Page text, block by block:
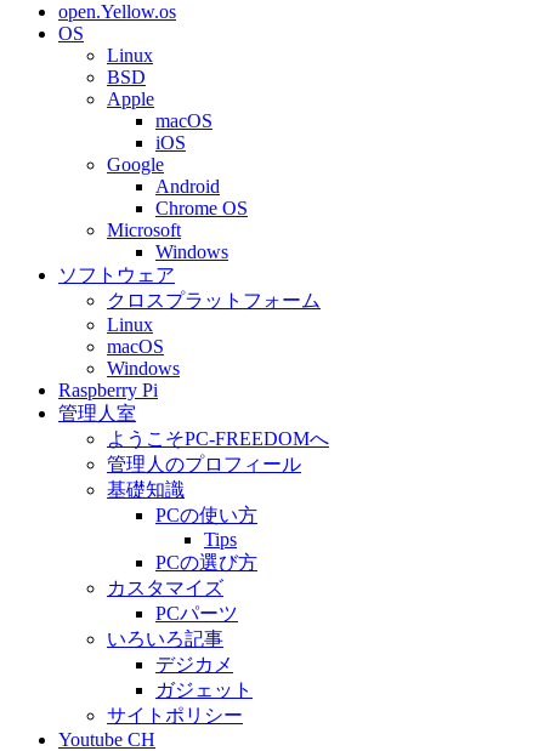
open.Yellow.os
OS
Linux
BSD
Apple
macOS
iOS
Google
Android
Chrome OS
Microsoft
Windows
ソフトウェア
クロスプラットフォーム
Linux
macOS
Windows
Raspberry Pi
管理人室
ようこそPC-FREEDOMへ
管理人のプロフィール
基礎知識
PCの使い方
Tips
PCの選び方
カスタマイズ
PCパーツ
いろいろ記事
デジカメ
ガジェット
サイトポリシー
Youtube CH